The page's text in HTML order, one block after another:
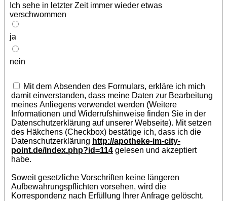
Ich sehe in letzter Zeit immer wieder etwas
verschwommen
ja
nein
Mit dem Absenden des Formulars, erkläre ich mich
damit einverstanden, dass meine Daten zur Bearbeitung
meines Anliegens verwendet werden (Weitere
Informationen und Widerrufshinweise finden Sie in der
Datenschutzerklärung auf unserer Webseite). Mit setzen
des Häkchens (Checkbox) bestätige ich, dass ich die
Datenschutzerklärung http://apotheke-im-city-
point.de/index.php?id=114 gelesen und akzeptiert
habe.
Soweit gesetzliche Vorschriften keine längeren
Aufbewahrungspflichten vorsehen, wird die
Korrespondenz nach Erfüllung Ihrer Anfrage gelöscht.